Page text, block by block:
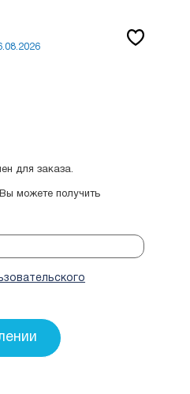
для заказа.
можете получить